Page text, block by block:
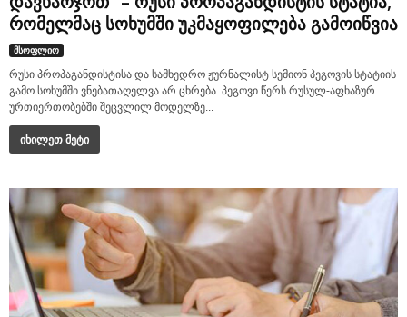
რომელმაც სოხუმში უკმაყოფილება გამოიწვია
მსოფლიო
რუსი პროპაგანდისტისა და სამხედრო ჟურნალისტ სემიონ პეგოვის სტატიის
გამო სოხუმში ვნებათაღელვა არ ცხრება. პეგოვი წერს რუსულ-აფხაზურ
ურთიერთობებში შეცვლილ მოდელზე...
იხილეთ მეტი